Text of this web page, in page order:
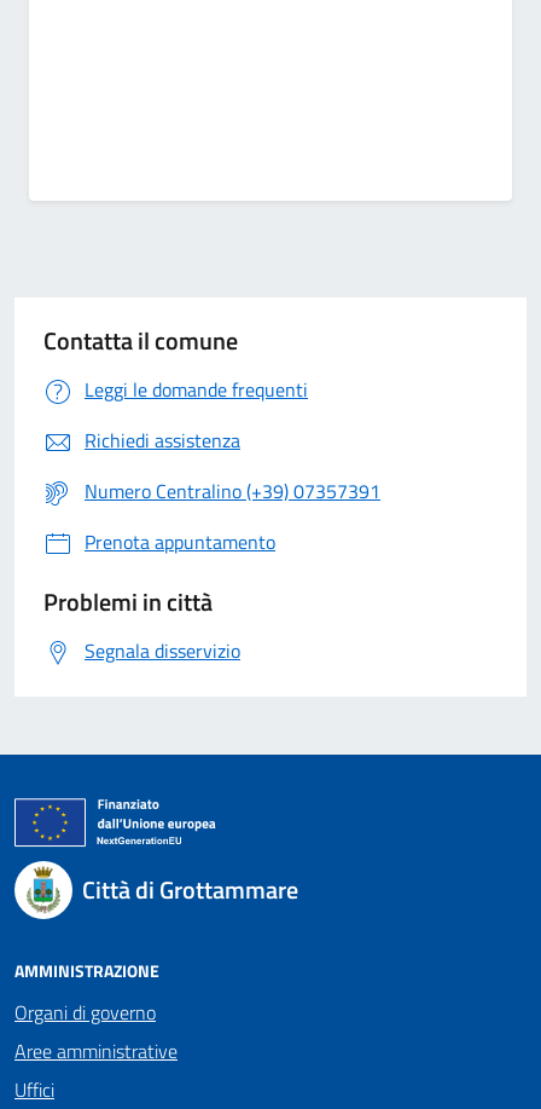
Contatta il comune
Leggi le domande frequenti
Richiedi assistenza
Numero Centralino (+39) 07357391
Prenota appuntamento
Problemi in città
Segnala disservizio
Città di Grottammare
AMMINISTRAZIONE
Organi di governo
Aree amministrative
Uffici